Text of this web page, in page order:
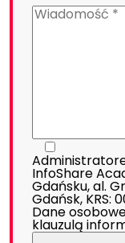
InfoShare
Gdańsku, al.
Gdańsk, KRS:
Dane
klauzulą